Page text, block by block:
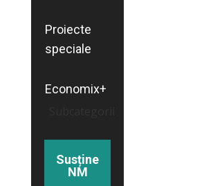
Proiecte
speciale
Economix+
Susține
NM